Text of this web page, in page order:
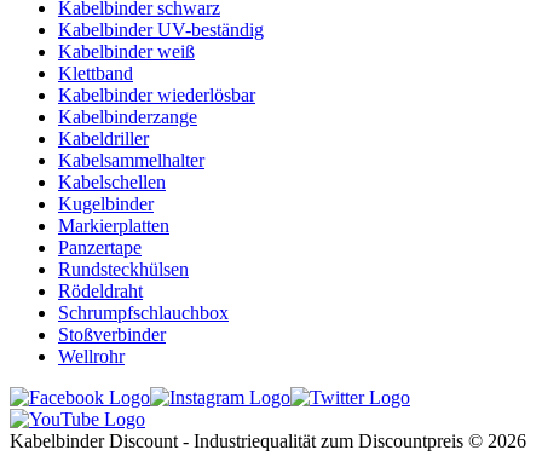
Kabelbinder schwarz
Kabelbinder UV-beständig
Kabelbinder weiß
Klettband
Kabelbinder wiederlösbar
Kabelbinderzange
Kabeldriller
Kabelsammelhalter
Kabelschellen
Kugelbinder
Markierplatten
Panzertape
Rundsteckhülsen
Rödeldraht
Schrumpfschlauchbox
Stoßverbinder
Wellrohr
Kabelbinder Discount - Industriequalität zum Discountpreis © 2026